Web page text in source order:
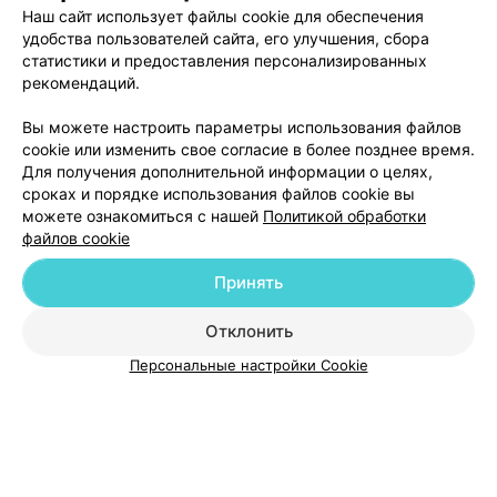
Добавить специалиста
О проекте Новости проекта
Размещение рекламы
Медицинский маркетинг
Публичный договор
Пользовательское соглашение
Способы оплаты
Наш сайт использует файлы cookie для обеспечения
удобства пользователей сайта, его улучшения, сбора
статистики и предоставления персонализированных
рекомендаций.
Вы можете настроить параметры использования файлов
cookie или изменить свое согласие в более позднее время.
Для получения дополнительной информации о целях,
сроках и порядке использования файлов cookie вы
можете ознакомиться с нашей Политикой обработки
файлов cookie
Отклонить
Принять
Персональные настройки Cookie